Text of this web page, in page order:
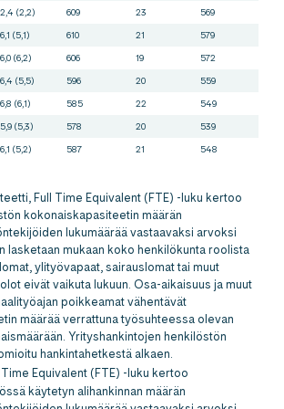
2,4 (2,2) 609 23 569
6,1 (5,1) 610 21 579
6,0 (6,2) 606 19 572
6,4 (5,5) 596 20 559
6,8 (6,1) 585 22 549
5,9 (5,3) 578 20 539
6,1 (5,2) 587 21 548
Full Time Equivalent (FTE) -luku kertoo
kokonaiskapasiteetin määrän
lukumäärää vastaavaksi arvoksi
lasketaan mukaan koko henkilökunta roolista
ylityövapaat, sairauslomat tai muut
eivät vaikuta lukuun. Osa-aikaisuus ja muut
poikkeamat vähentävät
määrää verrattuna työsuhteessa olevan
Yrityshankintojen henkilöstön
hankintahetkestä alkaen.
Equivalent (FTE) -luku kertoo
käytetyn alihankinnan määrän